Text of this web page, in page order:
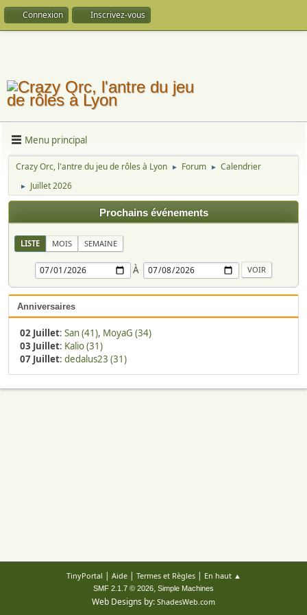
Connexion Inscrivez-vous
Menu principal
Crazy Orc, l'antre du jeu de rôles à Lyon ► Forum ► Calendrier
► Juillet 2026
Prochains événements
LISTE MOIS SEMAINE
À
Anniversaires
02 Juillet: San (41), MoyaG (34)
03 Juillet: Kalio (31)
07 Juillet: dedalus23 (31)
TinyPortal | Aide| Termes et Règles| En haut ▲
SMF 2.1.7 © 2026, Simple Machines
Web Designs by: ShadesWeb.com